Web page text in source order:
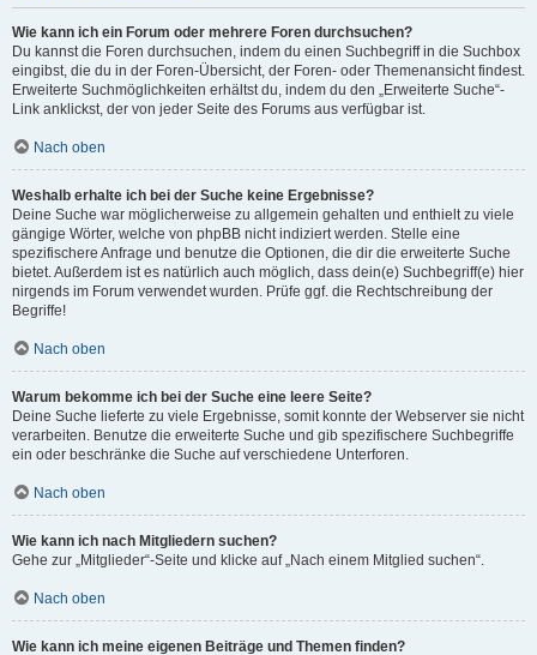
Wie kann ich ein Forum oder mehrere Foren durchsuchen?
Du kannst die Foren durchsuchen, indem du einen Suchbegriff in die Suchbox
eingibst, die du in der Foren-Übersicht, der Foren- oder Themenansicht findest.
Erweiterte Suchmöglichkeiten erhältst du, indem du den „Erweiterte Suche“-
Link anklickst, der von jeder Seite des Forums aus verfügbar ist.
Nach oben
Weshalb erhalte ich bei der Suche keine Ergebnisse?
Deine Suche war möglicherweise zu allgemein gehalten und enthielt zu viele
gängige Wörter, welche von phpBB nicht indiziert werden. Stelle eine
spezifischere Anfrage und benutze die Optionen, die dir die erweiterte Suche
bietet. Außerdem ist es natürlich auch möglich, dass dein(e) Suchbegriff(e) hier
nirgends im Forum verwendet wurden. Prüfe ggf. die Rechtschreibung der
Begriffe!
Nach oben
Warum bekomme ich bei der Suche eine leere Seite?
Deine Suche lieferte zu viele Ergebnisse, somit konnte der Webserver sie nicht
verarbeiten. Benutze die erweiterte Suche und gib spezifischere Suchbegriffe
ein oder beschränke die Suche auf verschiedene Unterforen.
Nach oben
Wie kann ich nach Mitgliedern suchen?
Gehe zur „Mitglieder“-Seite und klicke auf „Nach einem Mitglied suchen“.
Nach oben
Wie kann ich meine eigenen Beiträge und Themen finden?